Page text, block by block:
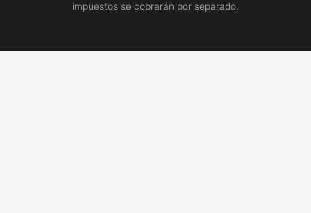
impuestos se cobrarán por separado.